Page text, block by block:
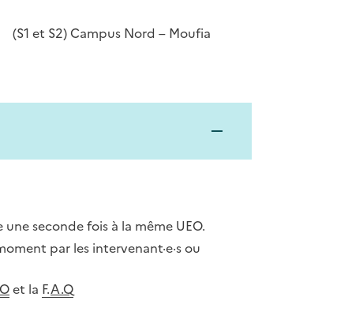
(S1 et S2) Campus Nord – Moufia
seconde fois à la même UEO.
par les intervenant·e·s ou
et la F.A.Q